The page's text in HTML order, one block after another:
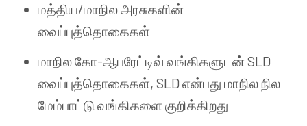
மத்திய/மாநில அரசுகளின்
வைப்புத்தொகைகள்
மாநில கோ-ஆபரேட்டிவ் வங்கிகளுடன் SLD
வைப்புத்தொகைகள், SLD என்பது மாநில நில
மேம்பாட்டு வங்கிகளை குறிக்கிறது